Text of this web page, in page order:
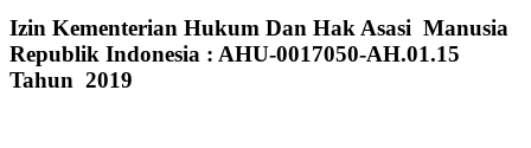
Izin Kementerian Hukum Dan Hak Asasi Manusia
Republik Indonesia : AHU-0017050-AH.01.15
Tahun 2019